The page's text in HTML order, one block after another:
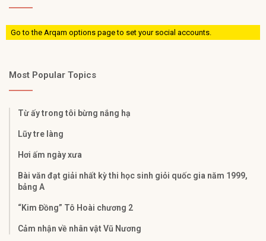
Go to the Arqam options page to set your social accounts.
Most Popular Topics
Từ ấy trong tôi bừng nắng hạ
Lũy tre làng
Hơi ấm ngày xưa
Bài văn đạt giải nhất kỳ thi học sinh giỏi quốc gia năm 1999,
bảng A
“Kim Đồng” Tô Hoài chương 2
Cảm nhận về nhân vật Vũ Nương